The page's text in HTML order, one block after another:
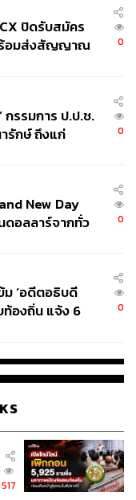
ปิดรับสมัคร
ร้อมส่งสัญญาณ
0
กรรมการ ป.ป.ช.
รักษ์ ถึงแก่
0
New Day
ดอลลาร์จากทั่ว
0
ม ‘อดีตอธิบดี
องถิ่น แจ้ง 6
0
517